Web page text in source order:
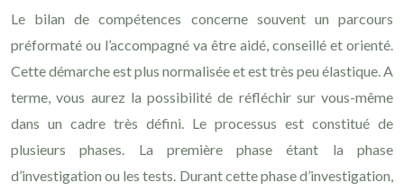
Le bilan de compétences concerne souvent un parcours
préformaté ou l’accompagné va être aidé, conseillé et orienté.
Cette démarche est plus normalisée et est très peu élastique. A
terme, vous aurez la possibilité de réfléchir sur vous-même
dans un cadre très défini. Le processus est constitué de
plusieurs phases. La première phase étant la phase
d’investigation ou les tests. Durant cette phase d’investigation,